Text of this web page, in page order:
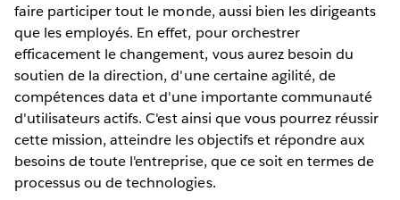
faire participer tout le monde, aussi bien les dirigeants
que les employés. En effet, pour orchestrer
efficacement le changement, vous aurez besoin du
soutien de la direction, d'une certaine agilité, de
compétences data et d'une importante communauté
d'utilisateurs actifs. C'est ainsi que vous pourrez réussir
cette mission, atteindre les objectifs et répondre aux
besoins de toute l'entreprise, que ce soit en termes de
processus ou de technologies.